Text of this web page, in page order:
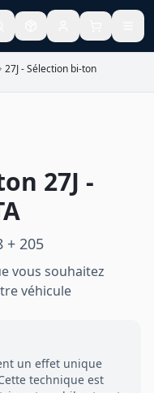
27J - Sélection bi-ton
27J -
+ 205
vous souhaitez
véhicule
un effet unique
technique est